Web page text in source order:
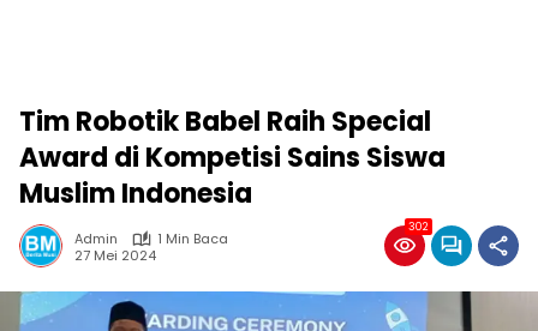
Tim Robotik Babel Raih Special
Award di Kompetisi Sains Siswa
Muslim Indonesia
Admin
1 Min Baca
27 Mei 2024
302